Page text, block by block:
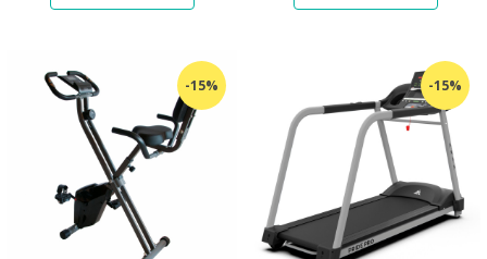
-15% -15%